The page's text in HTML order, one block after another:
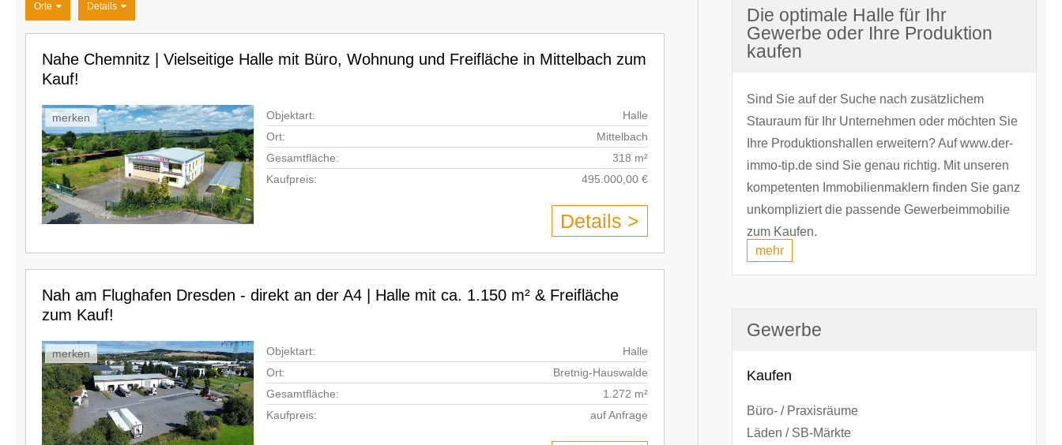
Details
Orte
Nahe Chemnitz | Vielseitige Halle mit Büro, Wohnung und Freifläche in Mittelbach zum
Kauf!
merken Objektart:
Halle
Ort:
Mittelbach
Gesamtfläche:
318 m²
Kaufpreis:
495.000,00 €
Details >
Nah am Flughafen Dresden - direkt an der A4 | Halle mit ca. 1.150 m² & Freifläche
zum Kauf!
merken Objektart:
Halle
Ort:
Bretnig-Hauswalde
Gesamtfläche:
1.272 m²
Kaufpreis:
auf Anfrage
Die optimale Halle für Ihr
Gewerbe oder Ihre Produktion
kaufen
Sind Sie auf der Suche nach zusätzlichem
Stauraum für Ihr Unternehmen oder möchten Sie
Ihre Produktionshallen erweitern? Auf www.der-
immo-tip.de sind Sie genau richtig. Mit unseren
kompetenten Immobilienmaklern finden Sie ganz
unkompliziert die passende Gewerbeimmobilie
zum Kaufen.
mehr
Gewerbe
Kaufen
Büro- / Praxisräume
Läden / SB-Märkte